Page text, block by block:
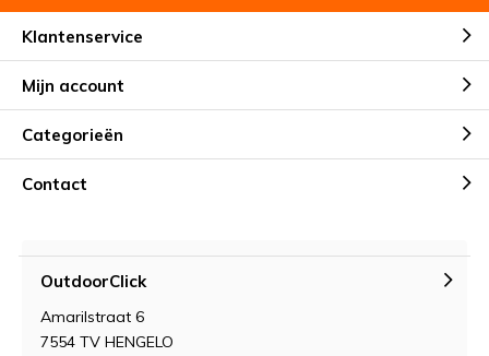
Klantenservice
Mijn account
Categorieën
Contact
OutdoorClick
Amarilstraat 6
7554 TV HENGELO